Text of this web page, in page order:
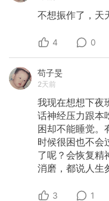
不想振作了，天
4 0
苟子旻
2天前
我现在想想下夜
话神经压力跟本
困却不能睡觉。
时候很困也不会
了呢？会恢复精
消磨，都说人生
3 1